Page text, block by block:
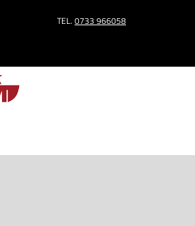
TEL. 0733 966058